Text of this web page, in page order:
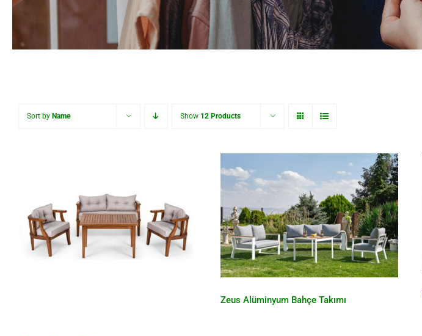
Sort by Name Show 12 Products
Zigana Oturma Grubu
Zeus Alüminyum Bahçe
Takımı
Zeus Alüminyum Bahçe Takımı